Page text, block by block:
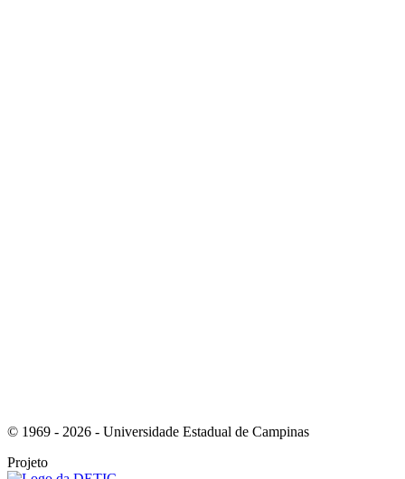
© 1969 - 2026 - Universidade Estadual de Campinas
Projeto